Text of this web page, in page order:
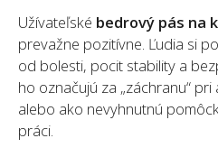
Užívateľské bedrový pás na
prevažne pozitívne. Ľudia si
od bolesti, pocit stability a
ho označujú za „záchranu“
alebo ako nevyhnutnú
práci.